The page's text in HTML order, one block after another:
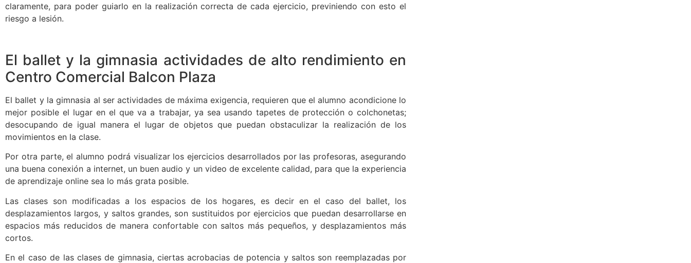
claramente, para poder guiarlo en la realización correcta de cada ejercicio, previniendo con esto el
riesgo a lesión.
El ballet y la gimnasia actividades de alto rendimiento en
Centro Comercial Balcon Plaza
El ballet y la gimnasia al ser actividades de máxima exigencia, requieren que el alumno acondicione lo
mejor posible el lugar en el que va a trabajar, ya sea usando tapetes de protección o colchonetas;
desocupando de igual manera el lugar de objetos que puedan obstaculizar la realización de los
movimientos en la clase.
Por otra parte, el alumno podrá visualizar los ejercicios desarrollados por las profesoras, asegurando
una buena conexión a internet, un buen audio y un video de excelente calidad, para que la experiencia
de aprendizaje online sea lo más grata posible.
Las clases son modificadas a los espacios de los hogares, es decir en el caso del ballet, los
desplazamientos largos, y saltos grandes, son sustituidos por ejercicios que puedan desarrollarse en
espacios más reducidos de manera confortable con saltos más pequeños, y desplazamientos más
cortos.
En el caso de las clases de gimnasia, ciertas acrobacias de potencia y saltos son reemplazadas por